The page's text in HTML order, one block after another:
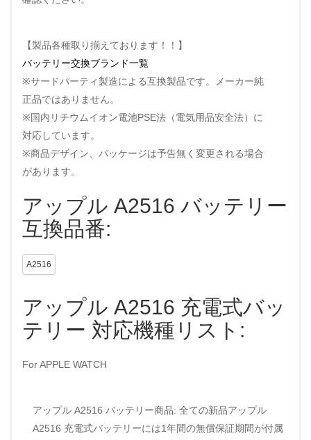
【製品各種取り揃えております！！】
バッテリー交換ブランド一覧
※サードパーティ製造による互換製品です。メーカー純
正品ではありません。
※国内リチウムイオン電池PSE法（電気用品安全法）に
対応しています。
※商品デザイン、パッケージは予告無く変更される場合
があります。
アップル A2516 バッテリー
互換品番:
A2516
アップル A2516 充電式バッ
テリー 対応機種リスト:
For APPLE WATCH
アップル A2516 バッテリー商品: 全ての新品アップル
A2516 充電式バッテリーには1年間の無償保証期間が付属